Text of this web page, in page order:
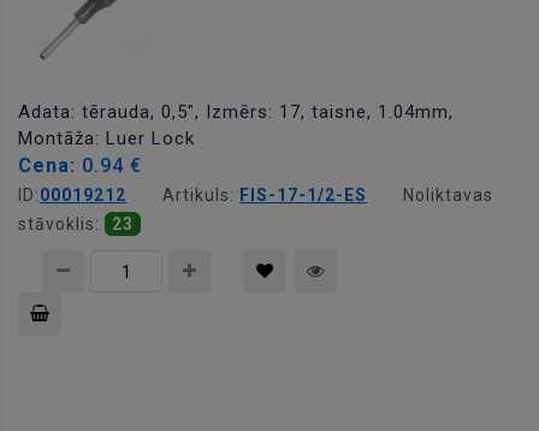
Adata: tērauda, 0,5", Izmērs: 17, taisne, 1.04mm,
Montāža: Luer Lock
Cena: 0.94 €
ID:00019212 Artikuls: FIS-17-1/2-ES
Noliktavas
stāvoklis:
23